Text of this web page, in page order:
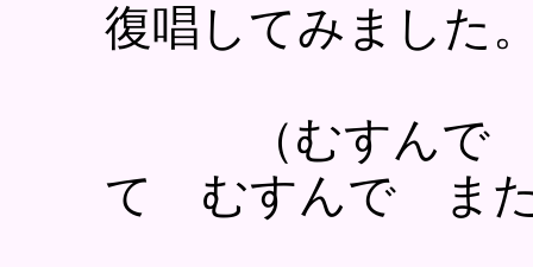
復唱してみました
（むすんで
て むすんで ま